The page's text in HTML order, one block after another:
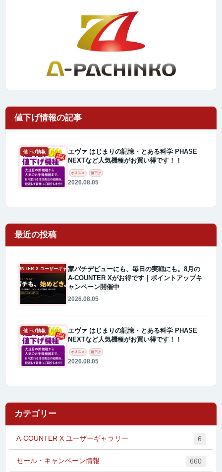
値下げ情報
エヴァ はじまりの記憶・とある科学 PHASE
NEXTなど人気機種がお買い得です！！
オススメ 値下げ
2026.08.05
最近の投稿
A-COUNTER X ユーザーギャラリー家パチデビューにも、毎日の実戦にも。8月の
A-COUNTER Xがお得です｜ポイントアップキ
ャンペーン開催中
2026.08.05
値下げ情報
エヴァ はじまりの記憶・とある科学 PHASE
NEXTなど人気機種がお買い得です！！
オススメ 値下げ
2026.08.05
カテゴリー
A-COUNTER X ユーザーギャラリー 6
セール・キャンペーン情報 660